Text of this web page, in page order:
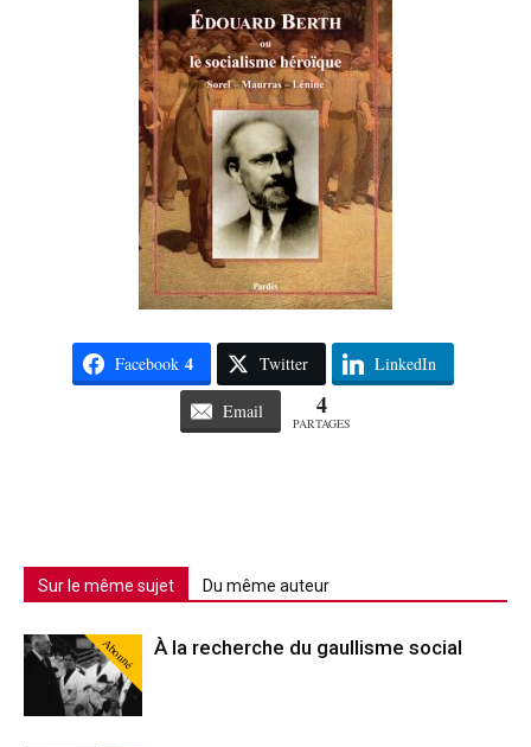
Facebook 4 Twitter LinkedIn
Email 4
PARTAGES
Sur le même sujet Du même auteur
Abonné À la recherche du gaullisme social